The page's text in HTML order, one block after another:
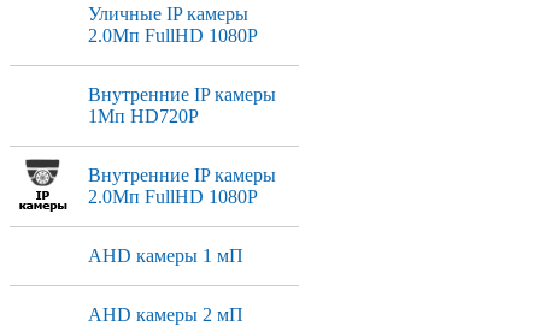
Уличные IP камеры
2.0Мп FullHD 1080P
Внутренние IP камеры
1Мп HD720P
Внутренние IP камеры
2.0Мп FullHD 1080P
AHD камеры 1 мП
AHD камеры 2 мП